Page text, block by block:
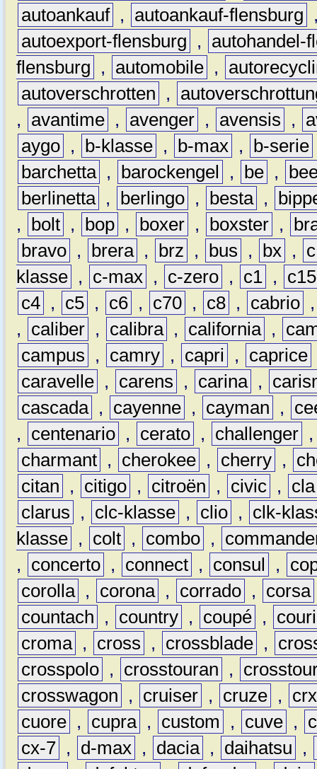
autoankauf , autoankauf-flensburg
autoexport-flensburg
,
autohandel-
flensburg
, automobile ,
autoverschrotten
,
,
avantime , avenger , avensis ,
aygo , b-klasse , b-max , b-serie
barchetta , barockengel , be ,
berlinetta , berlingo , besta ,
,
bolt , bop , boxer , boxster ,
bravo , brera , brz , bus , bx ,
c
klasse , c-max , c-zero , c1 ,
c15
c4 , c5 , c6 , c70 , c8 , cabrio
,
caliber , calibra , california ,
campus
, camry , capri , caprice
caravelle , carens , carina ,
cascada , cayenne , cayman ,
,
centenario , cerato , challenger
charmant , cherokee , cherry ,
citan
, citigo , citroën , civic ,
cla
clarus
, clc-klasse , clio ,
clk-
klasse , colt , combo ,
,
concerto , connect , consul ,
corolla , corona , corrado , corsa
countach
, country , coupé ,
croma , cross , crossblade ,
crosspolo , crosstouran ,
crosswagon
, cruiser , cruze ,
crx
cuore , cupra , custom , cuve ,
cx-7 , d-max , dacia , daihatsu
,